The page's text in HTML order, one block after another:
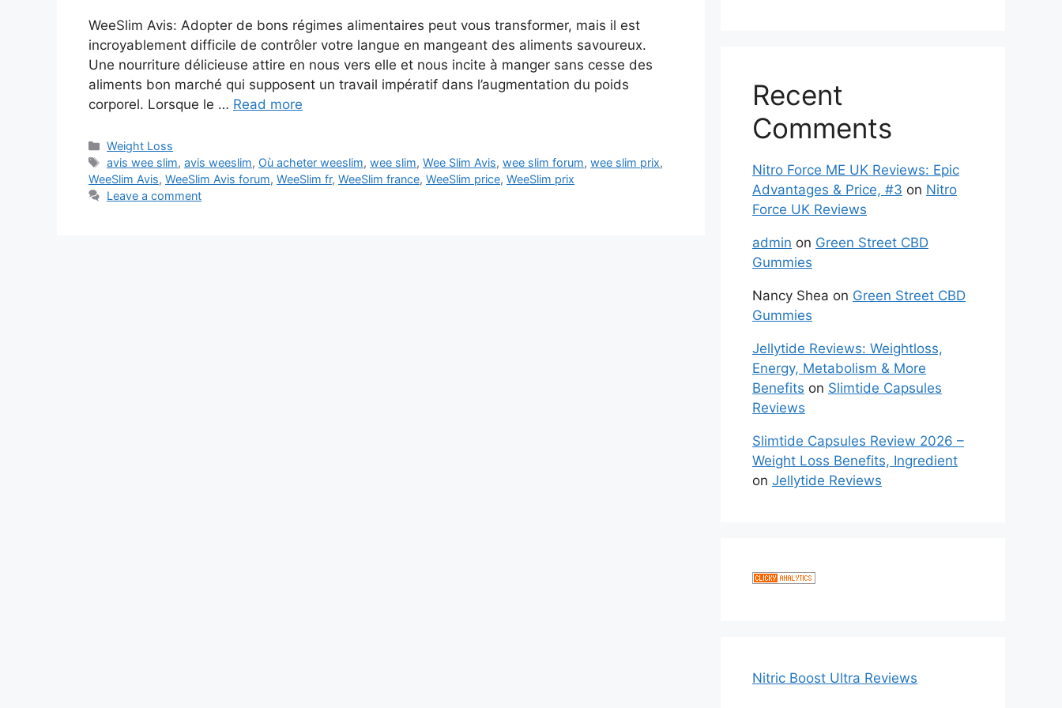
WeeSlim Avis: Adopter de bons régimes alimentaires peut vous transformer, mais il est
incroyablement difficile de contrôler votre langue en mangeant des aliments savoureux.
Une nourriture délicieuse attire en nous vers elle et nous incite à manger sans cesse des
aliments bon marché qui supposent un travail impératif dans l’augmentation du poids
corporel. Lorsque le … Read more
Categories
Weight Loss
Tags
avis wee slim,avis weeslim, Où acheter weeslim,wee slim,Wee Slim Avis,wee slim forum,wee slim prix,
WeeSlim Avis, WeeSlim Avis forum, WeeSlim fr, WeeSlim france, WeeSlim price, WeeSlim prix
Leave a comment
Recent
Comments
Nitro Force ME UK Reviews: Epic
Advantages & Price, #3 on Nitro
Force UK Reviews
admin on Green Street CBD
Gummies
Nancy Shea on Green Street CBD
Gummies
Jellytide Reviews: Weightloss,
Energy, Metabolism & More
Benefits on Slimtide Capsules
Reviews
Slimtide Capsules Review 2026 –
Weight Loss Benefits, Ingredient
on Jellytide Reviews
Nitric Boost Ultra Reviews